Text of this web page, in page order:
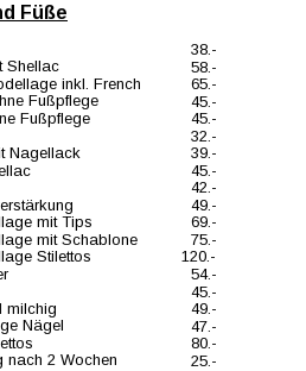
Füße
mit Shellac
inkl. French
Fußpflege
Fußpflege
mit Nagellack
Shellac
mit Tips
mit Schablone
Stilettos
Gel milchig
lange Nägel
Stilettos
nach 2 Wochen
38.-
  58.-
  65.-
  45.-
  45.-
  32.-
  39.-
  45.-
  42.-
  49.-
  69.-
  75.-
120.-
  54.-
  45.-
  49.-
  47.-
  80.-
  25.-